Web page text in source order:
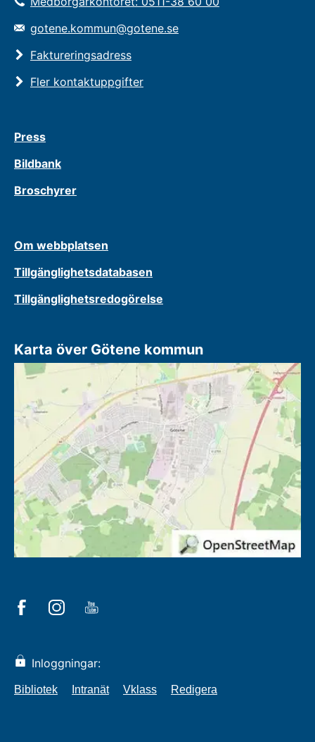
gotene.kommun@gotene.se
Faktureringsadress
Fler kontaktuppgifter
Press
Bildbank
Broschyrer
Om webbplatsen
Tillgänglighetsdatabasen
Tillgänglighetsredogörelse
Karta över Götene kommun
Inloggningar:
Bibliotek Intranät Vklass Redigera